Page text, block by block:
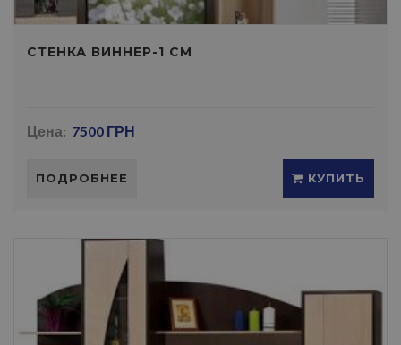
СТЕНКА ВИННЕР-1 СМ
Цена: 7500 ГРН
ПОДРОБНЕЕ КУПИТЬ